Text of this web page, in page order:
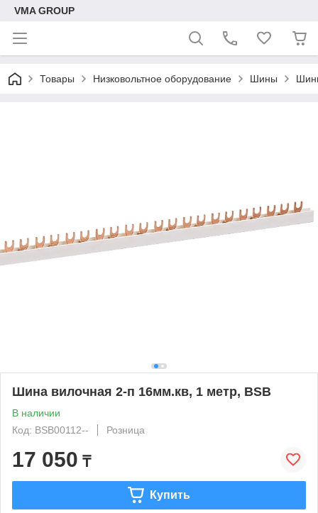
VMA GROUP
Товары Низковольтное оборудование Шины
Шина вилочная 2-п 16мм.кв, 1 метр, BSB
В наличии
Код: BSB00112--
Розница
17 050 ₸
Купить